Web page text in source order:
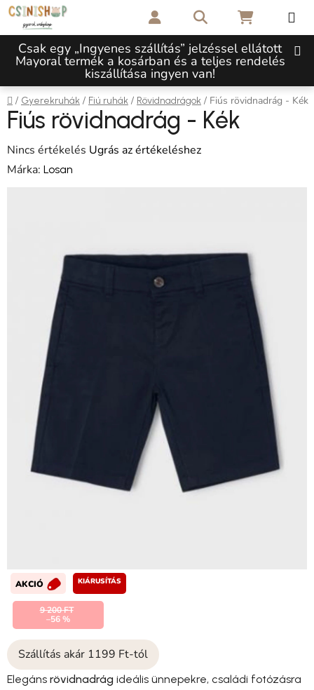
Ugrás a fő tartalomhoz
Csak egy „Ingyenes szállítás” jelzéssel ellátott
Mayoral termék a kosárban és a teljes rendelés
kiszállítása ingyen van!
KeresésKOSÁR
Kezdőlap
/ Gyerekruhák / Fiú ruhák / Rövidnadrágok / Fiús rövidnadrág - Kék
Szállítás akár 1199 Ft-tól
Elegáns rövidnadrág ideális ünnepekre, családi fotózásra
Fiús rövidnadrág - Kék
A termék átlagos értékelése 5-ből 0,0 csillag.
Nincs értékelés Ugrás az értékeléshez
Márka: Losan
AKCIÓ KIÁRUSÍTÁS
9 200 FT
–56 %